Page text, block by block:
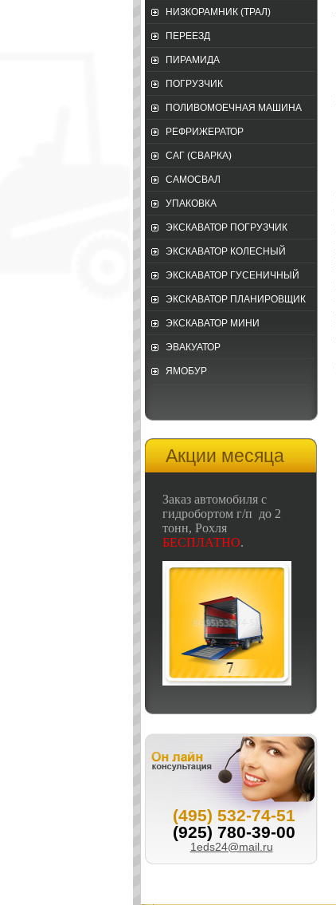
НИЗКОРАМНИК (ТРАЛ)
ПЕРЕЕЗД
ПИРАМИДА
ПОГРУЗЧИК
ПОЛИВОМОЕЧНАЯ МАШИНА
РЕФРИЖЕРАТОР
САГ (СВАРКА)
САМОСВАЛ
УПАКОВКА
ЭКСКАВАТОР ПОГРУЗЧИК
ЭКСКАВАТОР КОЛЕСНЫЙ
ЭКСКАВАТОР ГУСЕНИЧНЫЙ
ЭКСКАВАТОР ПЛАНИРОВЩИК
ЭКСКАВАТОР МИНИ
ЭВАКУАТОР
ЯМОБУР
Акции месяца
Заказ автомобиля с
гидробортом г/п до 2
тонн, Рохля
БЕСПЛАТНО.
(495) 532-74-51
(925) 780-39-00
1eds24@mail.ru